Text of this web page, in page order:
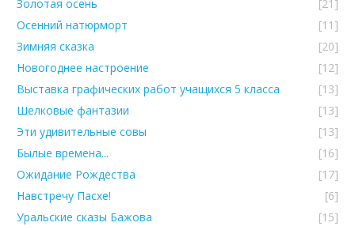
Золотая осень
[21]
Осенний натюрморт
[11]
Зимняя сказка
[20]
Новогоднее настроение
[12]
Выставка графических работ учащихся 5 класса
[13]
Шелковые фантазии
[13]
Эти удивительные совы
[13]
Былые времена...
[16]
Ожидание Рождества
[17]
Навстречу Пасхе!
[6]
Уральские сказы Бажова
[15]